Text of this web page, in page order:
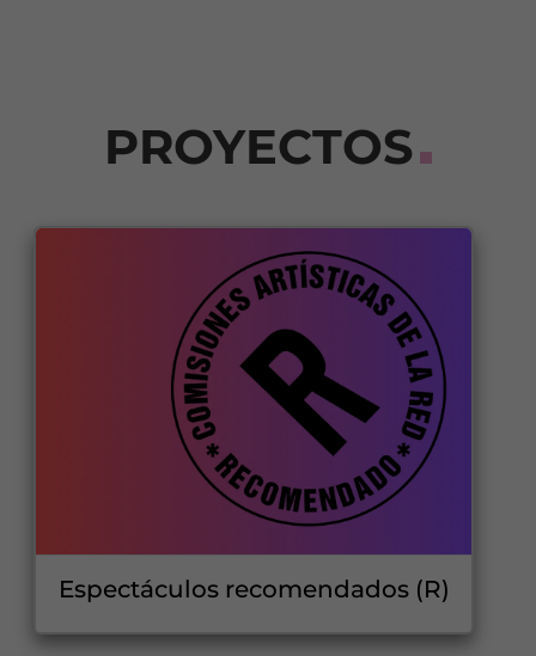
PROYECTOS
Espectáculos recomendados (R)